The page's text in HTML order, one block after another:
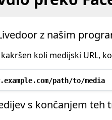
z našim
koli medijski URL,
path/to/media
s končanjem teh